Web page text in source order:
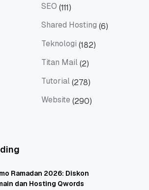
SEO (111)
Shared Hosting (6)
Teknologi (182)
Titan Mail(2)
Tutorial(278)
Website (290)
Ramadan 2026: Diskon
dan Hosting Qwords